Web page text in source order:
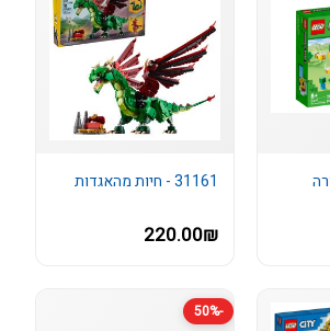
31161 - חיות מהאגדות
220.00₪
-50%